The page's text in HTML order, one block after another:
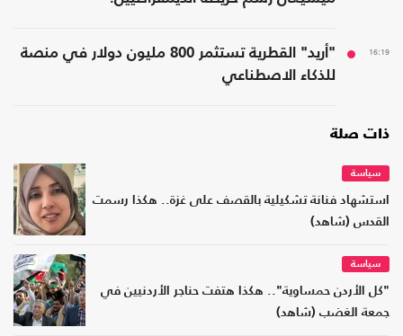
16:19
"أريد" القطرية تستثمر 800 مليون دولار في منصة
للذكاء الاصطناعي
ذات صلة
سياسة
استشهاد فنانة تشكيلية بالقصف على غزة.. هكذا رسمت
القدس (شاهد)
سياسة
"كل الأردن حمساوية".. هكذا هتفت حناجر الأردنيين في
جمعة الغضب (شاهد)